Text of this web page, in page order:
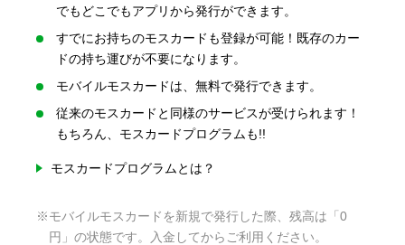
でもどこでもアプリから発行ができます。
すでにお持ちのモスカードも登録が可能！既存のカー
ドの持ち運びが不要になります。
モバイルモスカードは、無料で発行できます。
従来のモスカードと同様のサービスが受けられます！
もちろん、モスカードプログラムも!!
モスカードプログラムとは？
※モバイルモスカードを新規で発行した際、残高は「0
円」の状態です。入金してからご利用ください。